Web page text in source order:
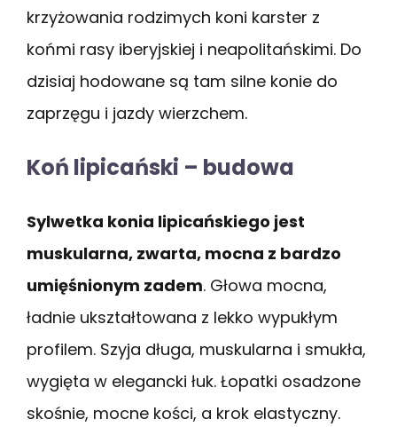
krzyżowania rodzimych koni karster z
końmi rasy iberyjskiej i neapolitańskimi. Do
dzisiaj hodowane są tam silne konie do
zaprzęgu i jazdy wierzchem.
Koń lipicański – budowa
Sylwetka konia lipicańskiego jest
muskularna, zwarta, mocna z bardzo
umięśnionym zadem. Głowa mocna,
ładnie ukształtowana z lekko wypukłym
profilem. Szyja długa, muskularna i smukła,
wygięta w elegancki łuk. Łopatki osadzone
skośnie, mocne kości, a krok elastyczny.